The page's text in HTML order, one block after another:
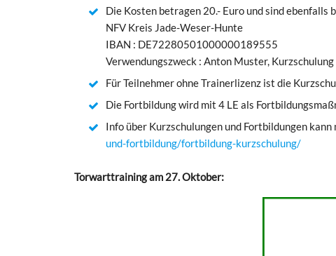
Die Kosten betragen 20.- Euro und sind ebenfalls
NFV Kreis Jade-Weser-Hunte
IBAN : DE72280501000000189555
Verwendungszweck : Anton Muster,
Für Teilnehmer ohne Trainerlizenz ist die
Die Fortbildung wird mit 4 LE als
Info über Kurzschulungen und Fortbildungen kann
und-fortbildung/fortbildung-kurzschulung/
Torwarttraining am 27. Oktober: